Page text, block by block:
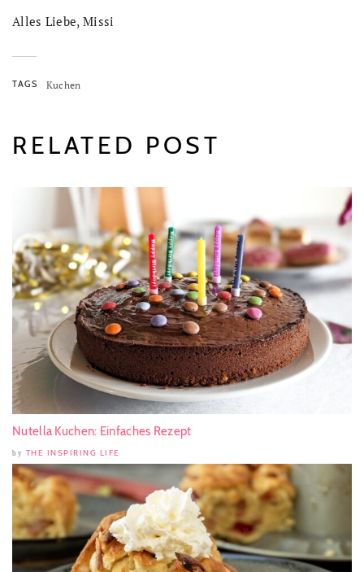
Alles Liebe, Missi
TAGS Kuchen
RELATED POST
Nutella Kuchen: Einfaches Rezept
by THE INSPIRING LIFE